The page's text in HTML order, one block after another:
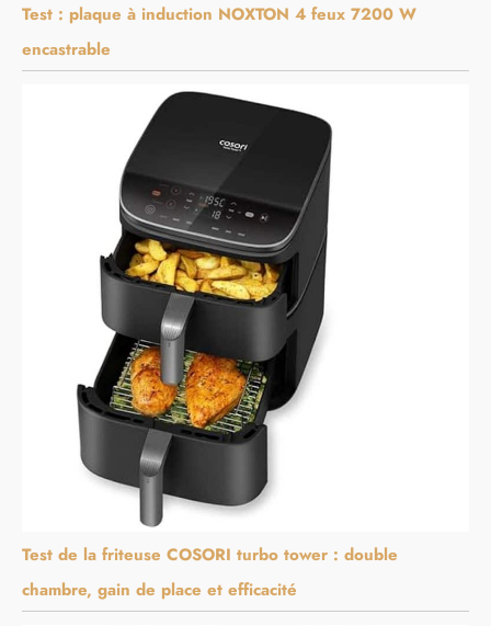
Test : plaque à induction NOXTON 4 feux 7200 W
encastrable
Test de la friteuse COSORI turbo tower : double
chambre, gain de place et efficacité